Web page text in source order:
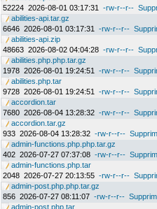
52224 2026-08-01 03:17:31 -rw-r--r--
abilities-api.tar.gz
6646 2026-08-01 03:17:31 -rw-r--r--
abilities-api.zip
48663 2026-08-02 04:04:28 -rw-r--r--
abilities.php.php.tar.gz
1978 2026-08-01 19:24:51 -rw-r--r--
abilities.php.tar
9728 2026-08-01 19:24:51 -rw-r--r--
accordion.tar
7680 2026-08-04 13:28:32 -rw-r--r--
accordion.tar.gz
933 2026-08-04 13:28:32 -rw-r--r--
admin-functions.php.php.tar.gz
402 2026-07-27 07:37:08 -rw-r--r--
admin-functions.php.tar
2048 2026-07-27 20:13:55 -rw-r--r--
admin-post.php.php.tar.gz
856 2026-07-27 08:11:07 -rw-r--r--
admin-post.php.tar